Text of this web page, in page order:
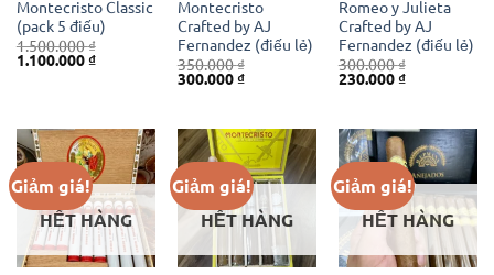
Montecristo Classic
(pack 5 điếu)
1.500.000₫
Giá
gốc
1.100.000₫Giá
Montecristo
Crafted by AJ
Fernandez (điếu lẻ)
350.000₫
Giá
gốc
300.000₫Giá
300.000 ₫.
Romeo y Julieta
Crafted by AJ
Fernandez (điếu lẻ)
300.000₫
Giá
gốc
230.000₫Giá
230.000 ₫.
Giảm giá!
HẾT HÀNG
Giảm giá!
HẾT HÀNG
Giảm giá!
HẾT HÀNG